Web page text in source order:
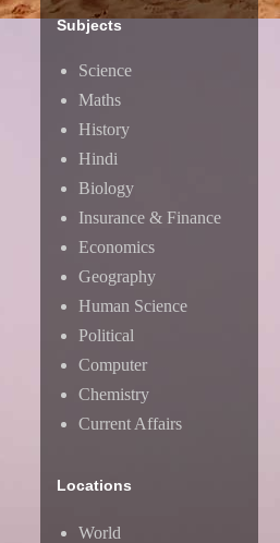
Subjects
Science
Maths
History
Hindi
Biology
Insurance & Finance
Economics
Geography
Human Science
Political
Computer
Chemistry
Current Affairs
Locations
World